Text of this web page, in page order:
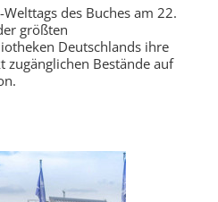
Welttags des Buches am 22.
größten
Deutschlands ihre
zugänglichen Bestände auf